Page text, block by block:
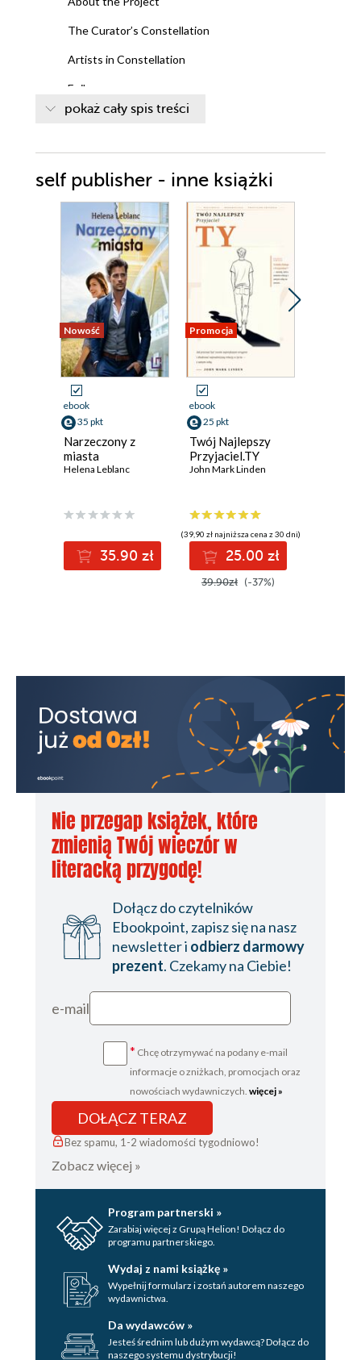
The Curator’s Constellation
Artists in Constellation
Epilogue
Light Points
pokaż cały spis treści
self publisher - inne książki
Nowość
ebook
35 pkt
Narzeczony z
miasta
Helena Leblanc
35.90 zł
Promocja
ebook
25 pkt
Twój Najlepszy
Przyjaciel.TY
John Mark Linden
(39,90 zł najniższa cena z 30 dni)
25.00 zł
39.90zł (-37%)
Nie przegap książek, które
zmienią Twój wieczór w
literacką przygodę!
Dołącz do czytelników
Ebookpoint, zapisz się na nasz
newsletter i odbierz darmowy
prezent. Czekamy na Ciebie!
e-mail
* Chcę otrzymywać na podany e-mail
informacje o zniżkach, promocjach oraz
nowościach wydawniczych. więcej »
DOŁĄCZ TERAZ
Bez spamu, 1-2 wiadomości tygodniowo!
Zobacz więcej »
Program partnerski »
Zarabiaj więcej z Grupą Helion! Dołącz do
programu partnerskiego.
Wydaj z nami książkę »
Wypełnij formularz i zostań autorem naszego
wydawnictwa.
Da wydawców »
Jesteś średnim lub dużym wydawcą? Dołącz do
naszego systemu dystrybucji!